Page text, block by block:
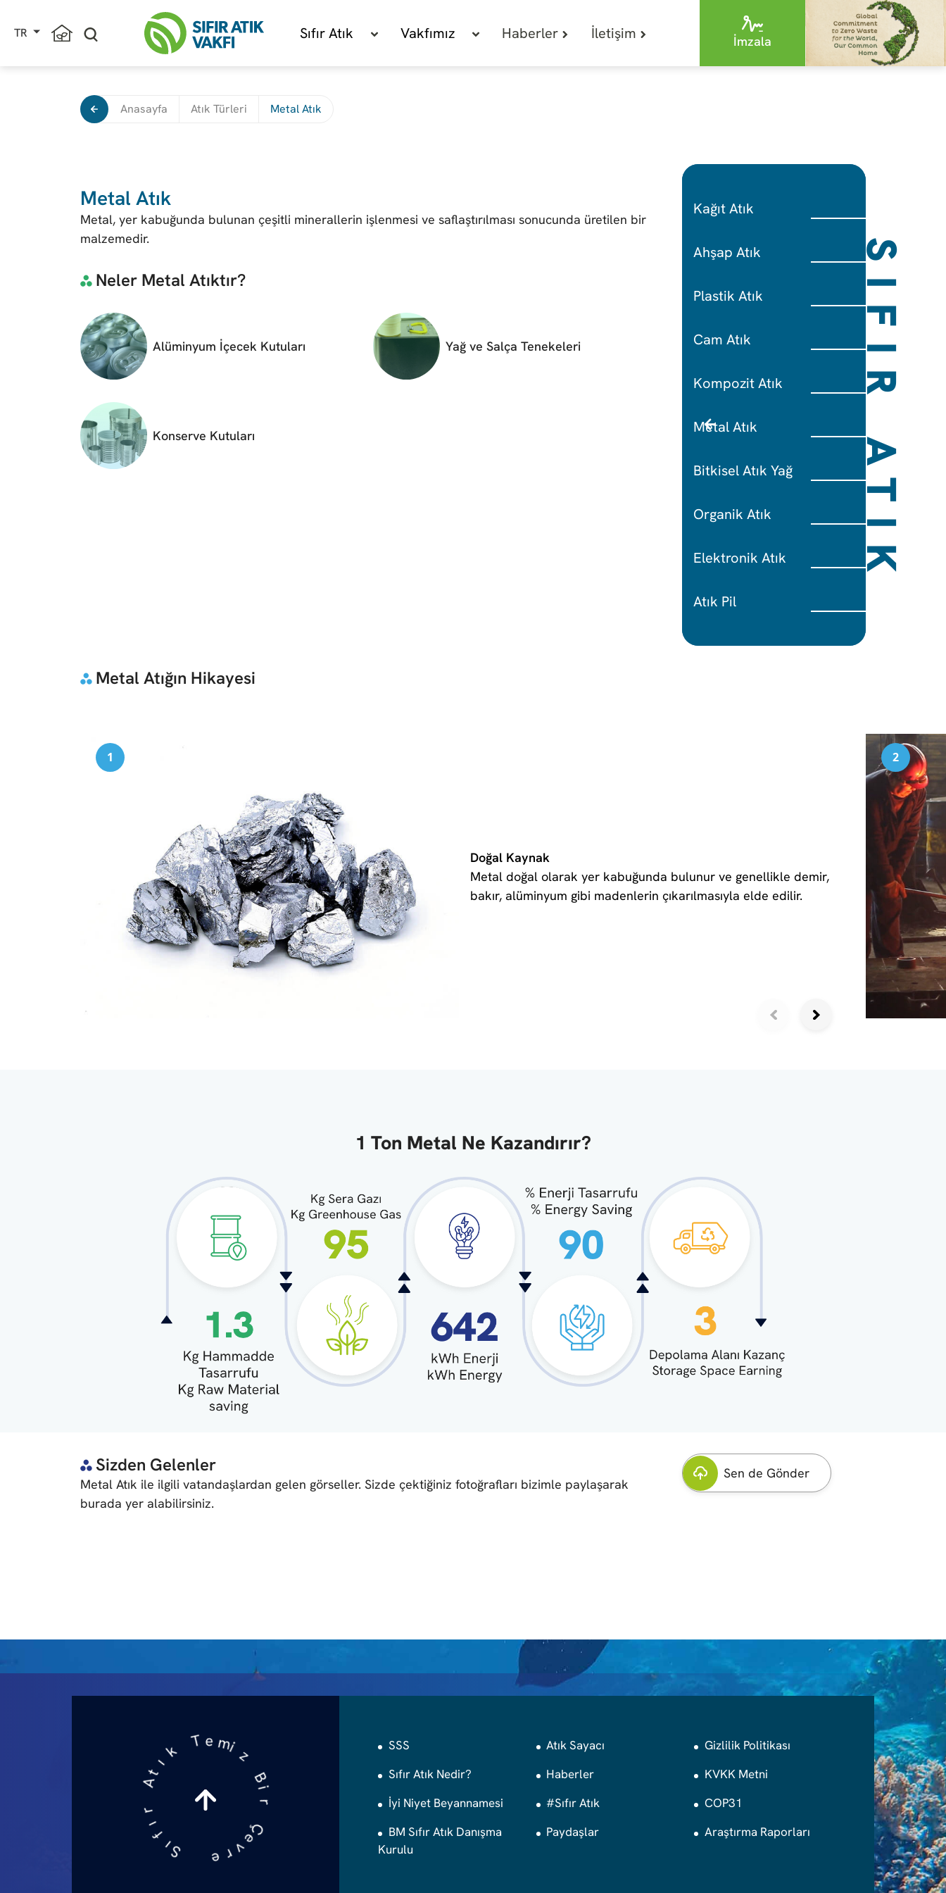
TR Sıfır Atık Vakfımız Haberler İletişim İmzala
Anasayfa Atık Türleri Metal Atık
Metal Atık
Metal, yer kabuğunda bulunan çeşitli minerallerin işlenmesi ve saflaştırılması sonucunda üretilen bir
malzemedir.
Neler Metal Atıktır?
Alüminyum İçecek Kutuları Yağ ve Salça Tenekeleri
Konserve Kutuları SIFIR ATIK
Kağıt Atık
Ahşap Atık
Plastik Atık
Cam Atık
Kompozit Atık
Metal Atık
Bitkisel Atık Yağ
Organik Atık
Elektronik Atık
Atık Pil
Metal Atığın Hikayesi
1
Doğal Kaynak
Metal doğal olarak yer kabuğunda bulunur ve genellikle demir,
bakır, alüminyum gibi madenlerin çıkarılmasıyla elde edilir.
2
1 Ton Metal Ne Kazandırır?
Sizden Gelenler
Metal Atık ile ilgili vatandaşlardan gelen görseller. Sizde çektiğiniz fotoğrafları bizimle paylaşarak
burada yer alabilirsiniz.
Sen de Gönder
S
f
ı
r
A
t
k
T
e m
i z B
i
r
Ç
e
r
e
SSS
Sıfır Atık Nedir?
İyi Niyet Beyannamesi
BM Sıfır Atık Danışma
Kurulu
Atık Sayacı
Haberler
#Sıfır Atık
Paydaşlar
Gizlilik Politikası
KVKK Metni
COP31
Araştırma Raporları